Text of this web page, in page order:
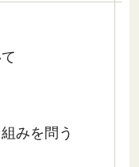
みを問う